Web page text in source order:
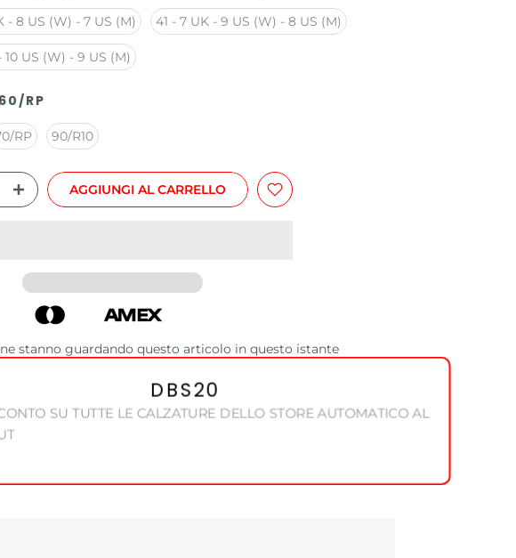
- 8 US (W) - 7 US (M) 41 - 7 UK - 9 US (W) - 8 US (M)
US (W) - 9 US (M)
60/RP
RP 90/R10
AGGIUNGI AL CARRELLO
stanno guardando questo articolo in questo istante
DBS20
SU TUTTE LE CALZATURE DELLO STORE AUTOMATICO AL